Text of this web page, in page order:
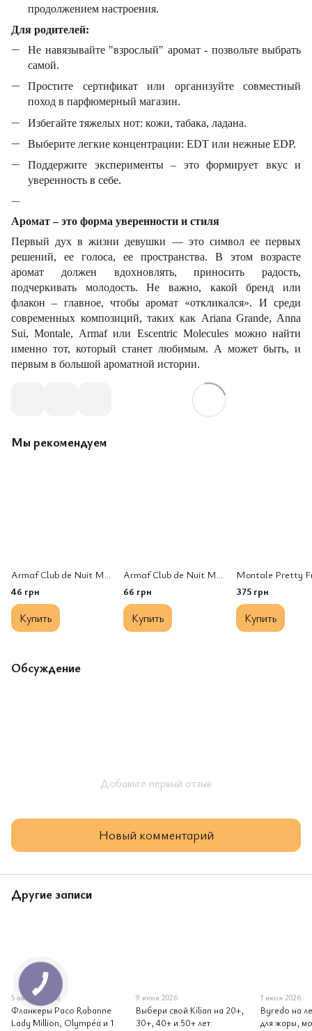
продолжением настроения.
Для родителей:
Не навязывайте "взрослый" аромат - позвольте выбрать
самой.
Простите сертификат или организуйте совместный
поход в парфюмерный магазин.
Избегайте тяжелых нот: кожи, табака, ладана.
Выберите легкие концентрации: EDT или нежные EDP.
Поддержите эксперименты – это формирует вкус и
уверенность в себе.
Аромат – это форма уверенности и стиля
Первый дух в жизни девушки — это символ ее первых
решений, ее голоса, ее пространства. В этом возрасте
аромат должен вдохновлять, приносить радость,
подчеркивать молодость. Не важно, какой бренд или
флакон – главное, чтобы аромат «откликался». И среди
современных композиций, таких как Ariana Grande, Anna
Sui, Montale, Armaf или Escentric Molecules можно найти
именно тот, который станет любимым. А может быть, и
первым в большой ароматной истории.
Мы рекомендуем
46 грн
Купить
66 грн
Купить
375 грн
Купить
Обсуждение
Добавьте первый отзыв
Новый комментарий
Другие записи
5 августа 2026
Фланкеры Paco Rabanne
Lady Million, Olympéa и 1
9 июля 2026
Выбери свой Kilian на 20+,
30+, 40+ и 50+ лет
1 июля 2026
Byredo на
для жары,